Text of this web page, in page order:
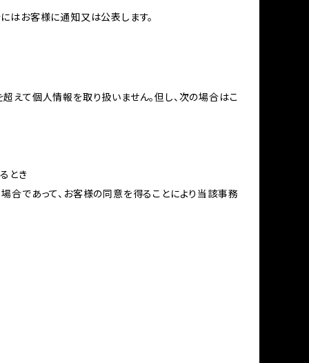
はお客様に通知又は公表します。
えて個人情報を取り扱いません。但し、次の場合はこ
とき
であって、お客様の同意を得ることにより当該事務